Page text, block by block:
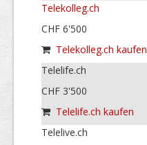
Telekolleg.ch
CHF 6'500
Telekolleg.ch kaufen
Telelife.ch
CHF 3'500
Telelife.ch kaufen
Telelive.ch